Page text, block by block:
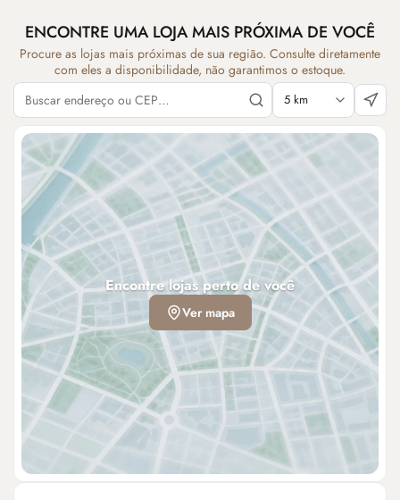
ENCONTRE UMA LOJA MAIS PRÓXIMA DE VOCÊ
Procure as lojas mais próximas de sua região. Consulte diretamente
com eles a disponibilidade, não garantimos o estoque.
Encontre lojas perto de você
Ver mapa